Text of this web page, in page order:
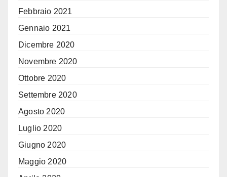
Febbraio 2021
Gennaio 2021
Dicembre 2020
Novembre 2020
Ottobre 2020
Settembre 2020
Agosto 2020
Luglio 2020
Giugno 2020
Maggio 2020